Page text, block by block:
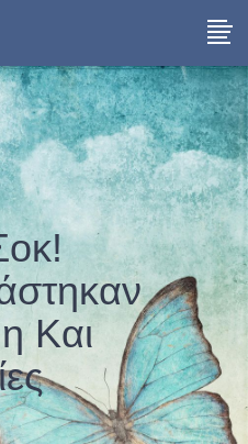
Και